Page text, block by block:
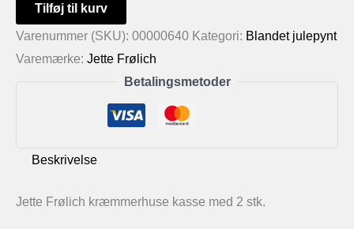
kræmmerhuse
antal
Tilføj til kurv
Varenummer (SKU): 00000640 Kategori: Blandet julepynt
Varemærke: Jette Frølich
Betalingsmetoder
Beskrivelse
Jette Frølich kræmmerhuse kasse med 2 stk.